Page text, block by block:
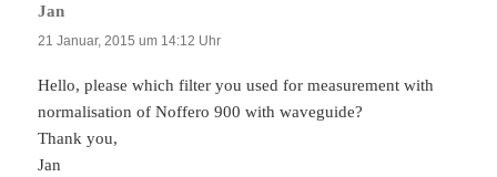
Jan
21 Januar, 2015 um 14:12 Uhr
Hello, please which filter you used for measurement with
normalisation of Noffero 900 with waveguide?
Thank you,
Jan